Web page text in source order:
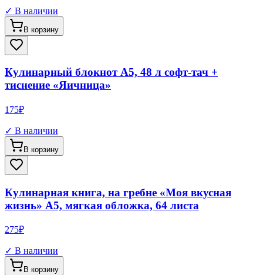
✓ В наличии
В корзину
Кулинарный блокнот А5, 48 л софт-тач +
тиснение «Яичница»
175₽
✓ В наличии
В корзину
Кулинарная книга, на гребне «Моя вкусная
жизнь» А5, мягкая обложка, 64 листа
275₽
✓ В наличии
В корзину